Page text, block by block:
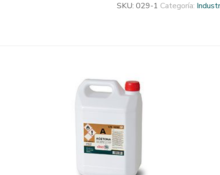
SKU: 029-1 Categoría: